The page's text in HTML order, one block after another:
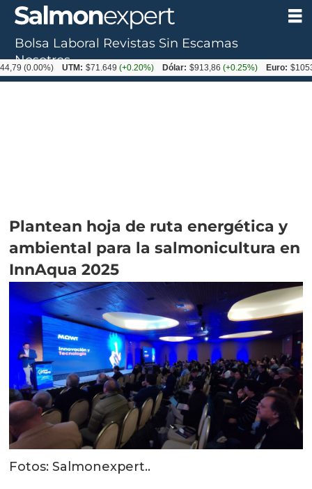
Plantean hoja de ruta energética y
ambiental para la salmonicultura en
InnAqua 2025
Fotos: Salmonexpert..
Bolsa Laboral Revistas Sin Escamas
Nosotros
UTM: $71.649 (+0.20%) Dólar: $913,86 (+0.25%) Euro: $1053,08(-